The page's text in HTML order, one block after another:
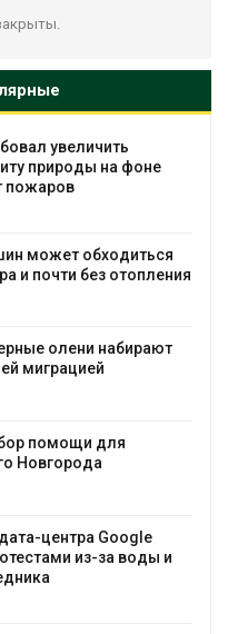
увеличить
природы на фоне
пожаров
может обходиться
и почти без отопления
олени набирают
миграцией
помощи для
Новгорода
центра Google
из-за воды и